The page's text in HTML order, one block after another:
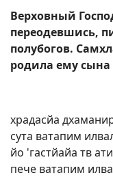
Верховный
переодевшись,
полубогов.
родила ему
храдасйа
сута ватапим
йо 'гастйайа тв
пече ватапим